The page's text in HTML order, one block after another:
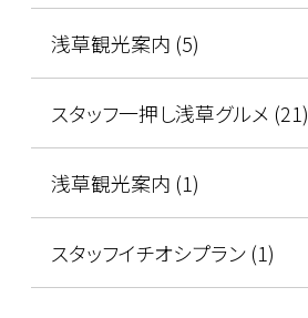
浅草観光案内 (5)
スタッフ一押し浅草グルメ (21)
浅草観光案内 (1)
スタッフイチオシプラン (1)